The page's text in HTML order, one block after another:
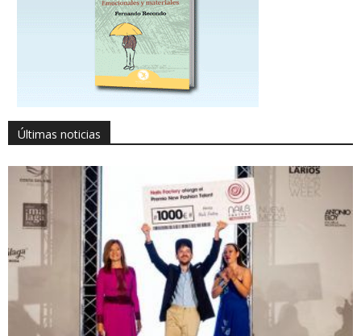
Últimas noticias